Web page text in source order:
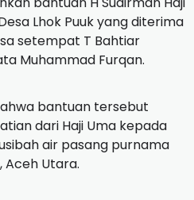
Lhok Puuk yang diterima
setempat T Bahtiar
Muhammad Furqan.
bantuan tersebut
dari Haji Uma kepada
air pasang purnama
Aceh Utara.